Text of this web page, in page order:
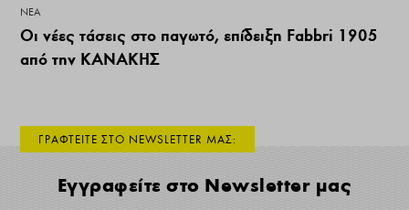
ΝΕΑ
Οι νέες τάσεις στο παγωτό, επίδειξη Fabbri 1905
από την ΚΑΝΑΚΗΣ
ΓΡΑΦΤΕΙΤΕ ΣΤΟ NEWSLETTER ΜΑΣ:
Εγγραφείτε στο Newsletter μας